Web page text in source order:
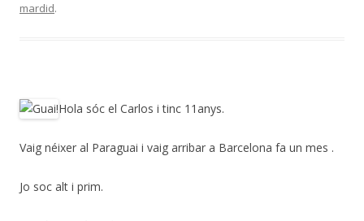
mardid.
Hola sóc el Carlos i tinc 11anys.
Vaig néixer al Paraguai i vaig arribar a Barcelona fa un mes .
Jo soc alt i prim.